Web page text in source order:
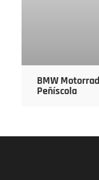
BMW
Peñíscola